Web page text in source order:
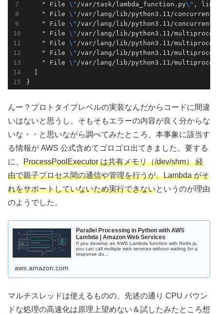
    " File
\" /var/task/lambda_function.py\" , line
    " File
\" /var/lang/lib/python3.11/concurrent/
    " File
\" /var/lang/lib/python3.11/concurrent/
    " File
\" /var/lang/lib/python3.11/
    " File
\" /var/lang/lib/python3.11/
    " File
\" /var/lang/lib/python3.11/
    " File
\" /var/lang/lib/python3.11/
}
んー？プロトタイプレベルの実装なんだからコードに間違
いはないと思うし、そもそもエラーの内容が良く分からな
いな・・と思いながら調べてみたところ、本事象に該当す
る情報が AWS 公式含めてゴロゴロ出てきました。要する
に、 ProcessPoolExecutor は共有メモリ（/dev/shm） 経
由で親子プロセス間の通信や管理を行うが、Lambda がそ
れをサポートしていないため実行できないというのが理由
のようでした。
Parallel Processing in Python with AWS
Lambda | Amazon Web Services
If you develop an AWS Lambda function with Node.js,
you can call multiple web services without waiting for a
response du...
aws.amazon.com
マルチスレッドは使えるものの、先述の通り CPU バウン
ドな処理の高速化は原理上望めない＆試したみたところ想